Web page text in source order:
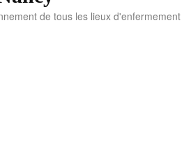
de tous les lieux d'enfermement